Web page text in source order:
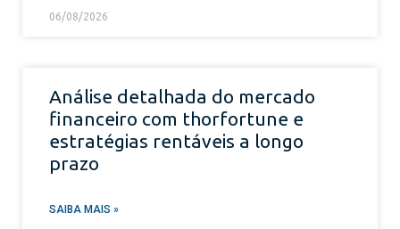
06/08/2026
Análise detalhada do mercado
financeiro com thorfortune e
estratégias rentáveis a longo
prazo
SAIBA MAIS »